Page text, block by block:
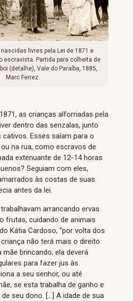
livres pela Lei de 1871 e
escravista. Partida para colheita de
(detalhe), Vale do Paraíba, 1885,
Marc Ferrez.
as crianças alforriadas pela
dentro das senzalas, junto
Esses saíam para o
na rua, como escravos de
extenuante de 12-14 horas
Seguiam com eles,
às costas de suas
antes da lei.
arrancando ervas
frutas, cuidando de animais
Kátia Cardoso, “por volta dos
não terá mais o direito
brincando; ela deverá
para fazer jus às
a seu senhor, ou até
se esta trabalha de ganho e
seu dono. […] A idade de sua